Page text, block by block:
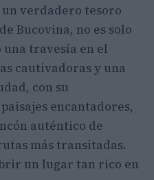
un verdadero tesoro
Bucovina, no es solo
travesía en el
cautivadoras y una
con su
encantadores,
auténtico de
más transitadas.
un lugar tan rico en